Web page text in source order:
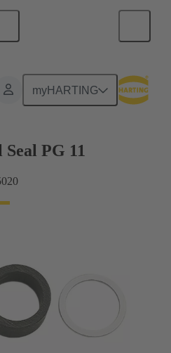
myHARTING
PG 11